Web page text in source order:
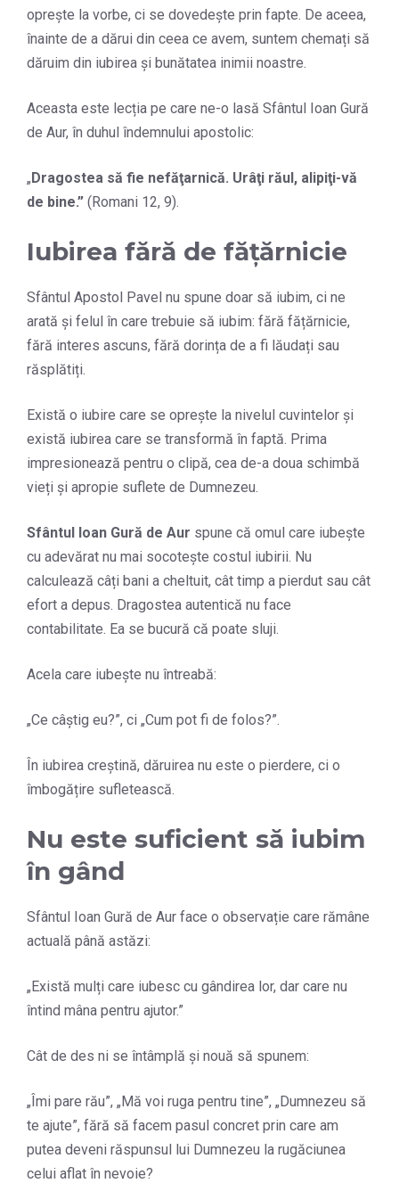
oprește la vorbe, ci se dovedește prin fapte. De aceea,
înainte de a dărui din ceea ce avem, suntem chemați să
dăruim din iubirea și bunătatea inimii noastre.
Aceasta este lecția pe care ne-o lasă Sfântul Ioan Gură
de Aur, în duhul îndemnului apostolic:
„Dragostea să fie nefăţarnică. Urâţi răul, alipiţi-vă
de bine.” (Romani 12, 9).
Iubirea fără de fățărnicie
Sfântul Apostol Pavel nu spune doar să iubim, ci ne
arată și felul în care trebuie să iubim: fără fățărnicie,
fără interes ascuns, fără dorința de a fi lăudați sau
răsplătiți.
Există o iubire care se oprește la nivelul cuvintelor și
există iubirea care se transformă în faptă. Prima
impresionează pentru o clipă, cea de-a doua schimbă
vieți și apropie suflete de Dumnezeu.
Sfântul Ioan Gură de Aur spune că omul care iubește
cu adevărat nu mai socotește costul iubirii. Nu
calculează câți bani a cheltuit, cât timp a pierdut sau cât
efort a depus. Dragostea autentică nu face
contabilitate. Ea se bucură că poate sluji.
Acela care iubește nu întreabă:
„Ce câștig eu?”, ci „Cum pot fi de folos?”.
În iubirea creștină, dăruirea nu este o pierdere, ci o
îmbogățire sufletească.
Nu este suficient să iubim
în gând
Sfântul Ioan Gură de Aur face o observație care rămâne
actuală până astăzi:
„Există mulți care iubesc cu gândirea lor, dar care nu
întind mâna pentru ajutor.”
Cât de des ni se întâmplă și nouă să spunem:
„Îmi pare rău”, „Mă voi ruga pentru tine”, „Dumnezeu să
te ajute”, fără să facem pasul concret prin care am
putea deveni răspunsul lui Dumnezeu la rugăciunea
celui aflat în nevoie?